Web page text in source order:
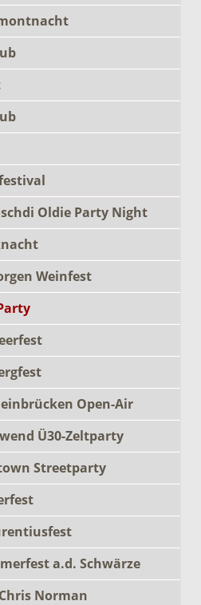
Oldie Party Night
Weinfest
Open-Air
Ü30-Zeltparty
Streetparty
a.d. Schwärze
Norman